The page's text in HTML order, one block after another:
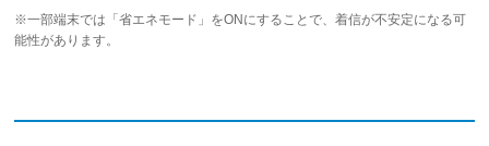
※一部端末では「省エネモード」をONにすることで、着信が不安定になる可
能性があります。